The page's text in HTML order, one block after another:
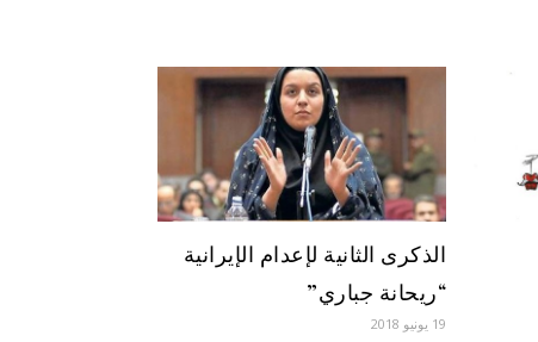
الذكرى الثانية لإعدام الإيرانية
“ريحانة جباري”
19 يونيو 2018